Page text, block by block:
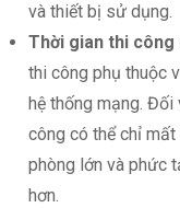
và thiết bị sử dụng.
Thời gian thi công
thi công phụ thuộc
hệ thống mạng. Đối
công có thể chỉ
phòng lớn và phức
hơn.